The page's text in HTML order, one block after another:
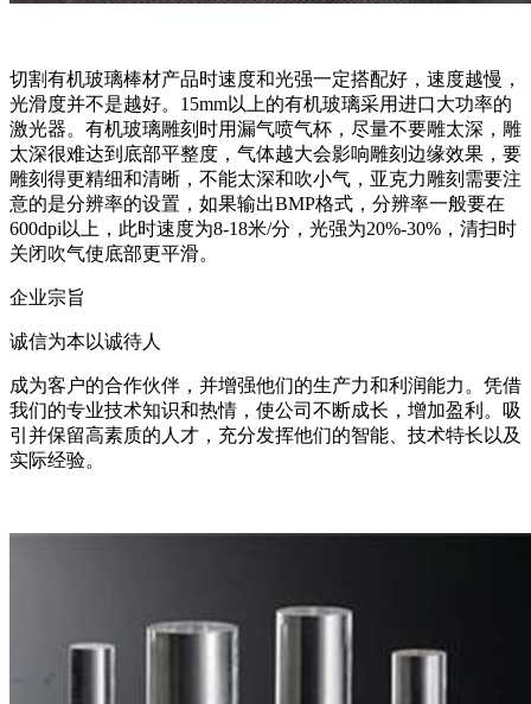
切割有机玻璃棒材产品时速度和光强一定搭配好，速度越慢，
光滑度并不是越好。15mm以上的有机玻璃采用进口大功率的
激光器。有机玻璃雕刻时用漏气喷气杯，尽量不要雕太深，雕
太深很难达到底部平整度，气体越大会影响雕刻边缘效果，要
雕刻得更精细和清晰，不能太深和吹小气，亚克力雕刻需要注
意的是分辨率的设置，如果输出BMP格式，分辨率一般要在
600dpi以上，此时速度为8-18米/分，光强为20%-30%，清扫时
关闭吹气使底部更平滑。
企业宗旨
诚信为本以诚待人
成为客户的合作伙伴，并增强他们的生产力和利润能力。凭借
我们的专业技术知识和热情，使公司不断成长，增加盈利。吸
引并保留高素质的人才，充分发挥他们的智能、技术特长以及
实际经验。